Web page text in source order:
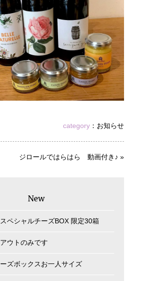
category ： お知らせ
ジロールではらはら 動画付き♪ »
New
ペシャルチーズBOX 限定30箱
ウトのみです
ズボックスお一人サイズ